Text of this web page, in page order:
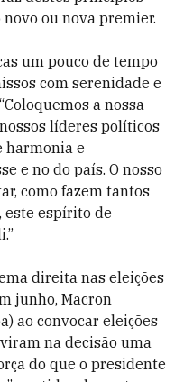
ou nova premier.
um pouco de tempo
com serenidade e
a nossa
líderes políticos
harmonia e
e no do país. O nosso
como fazem tantos
este espírito de
direita nas eleições
junho, Macron
ao convocar eleições
na decisão uma
do que o presidente